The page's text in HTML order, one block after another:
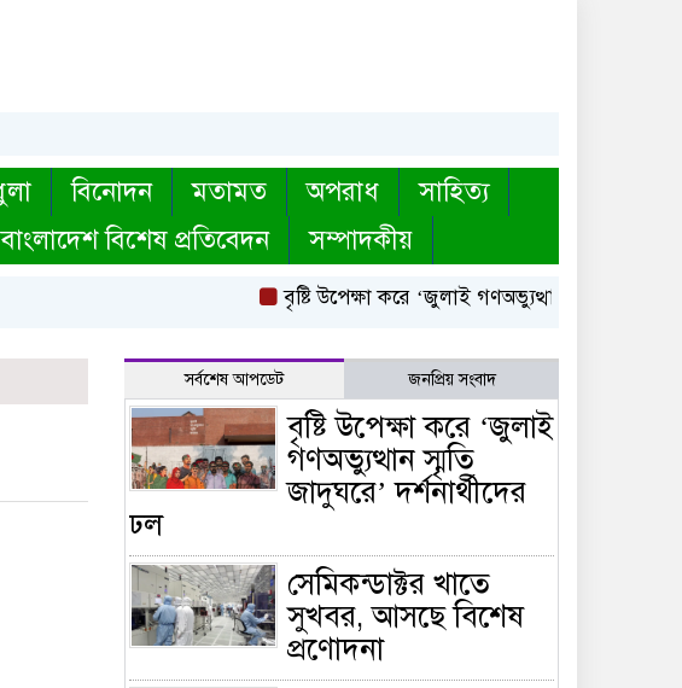
বিনোদন মতামত অপরাধ
সাহিত্য
বিশেষ প্রতিবেদন সম্পাদকীয়
বৃষ্টি উপেক্ষা করে ‘জুলাই গণঅভ্যুত্থান স্মৃতি জাদুঘরে’
সর্বশেষ আপডেট জনপ্রিয় সংবাদ
বৃষ্টি উপেক্ষা করে ‘জুলাই
গণঅভ্যুত্থান স্মৃতি
জাদুঘরে’ দর্শনার্থীদের
ঢল
সেমিকন্ডাক্টর খাতে
সুখবর, আসছে বিশেষ
প্রণোদনা